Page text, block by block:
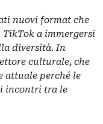
nuovi format che
a immergersi
diversità. In
culturale, che
attuale perché le
incontri tra le